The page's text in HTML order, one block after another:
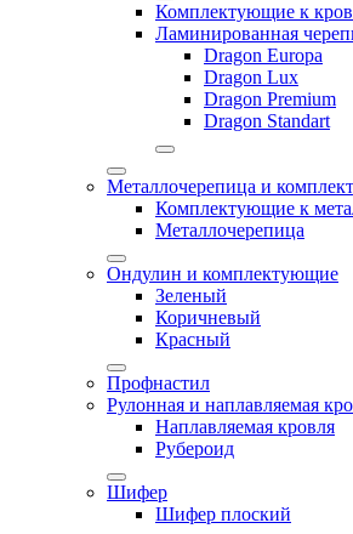
Комплектующие к
Ламинированная
Dragon Europa
Dragon Lux
Dragon Premium
Dragon Standart
Металлочерепица и
Комплектующие к
Металлочерепица
Ондулин и комплектующие
Зеленый
Коричневый
Красный
Профнастил
Рулонная и наплавляемая
Наплавляемая кровля
Рубероид
Шифер
Шифер плоский